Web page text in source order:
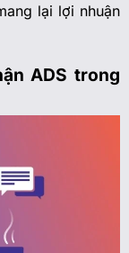
lại lợi nhuận
ADS trong